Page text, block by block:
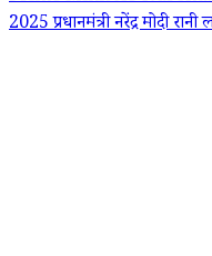
2025प्रधानमंत्री नरेंद्र मोदीरानी